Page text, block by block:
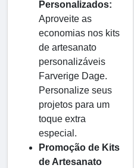
Personalizados:
Aproveite as
economias nos kits
de artesanato
personalizáveis
Farverige Dage.
Personalize seus
projetos para um
toque extra
especial.
Promoção de Kits
de Artesanato